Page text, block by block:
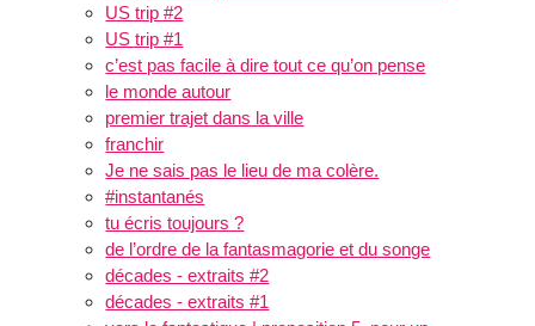
US trip #2
US trip #1
c’est pas facile à dire tout ce qu’on pense
le monde autour
premier trajet dans la ville
franchir
Je ne sais pas le lieu de ma colère.
#instantanés
tu écris toujours ?
de l’ordre de la fantasmagorie et du songe
décades - extraits #2
décades - extraits #1